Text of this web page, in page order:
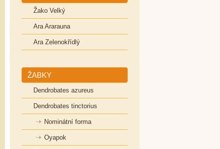
Žako Velký
Ara Ararauna
Ara Zelenokřídlý
ŽABKY
Dendrobates azureus
Dendrobates tinctorius
Nominátní forma
Oyapok